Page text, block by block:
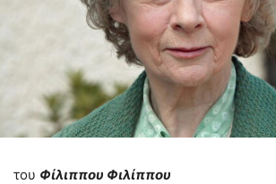
του Φίλιππου Φιλίππου